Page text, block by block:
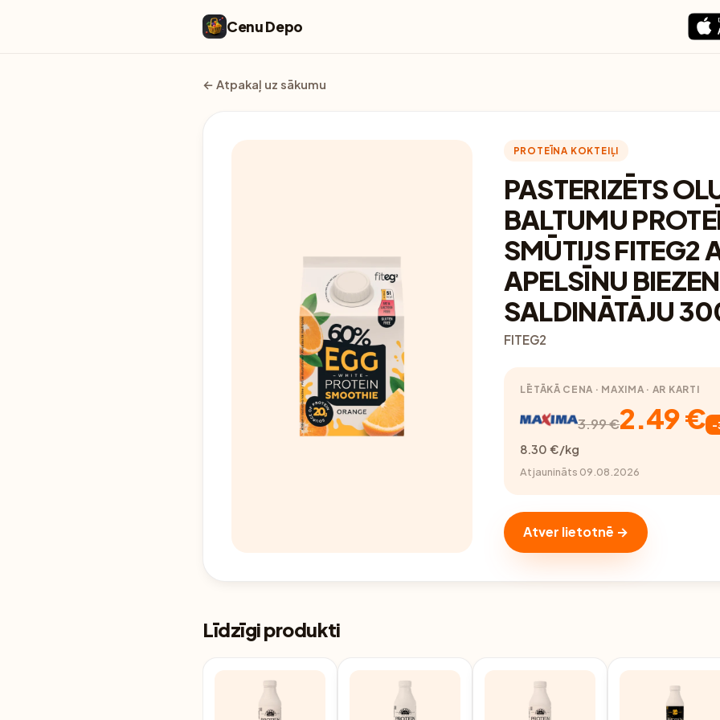
Cenu Depo
← Atpakaļ uz sākumu
PROTEĪNA KOKTEIĻI
PASTERIZĒTS
BALTUMU
SMŪTIJS FITEG2
APELSĪNU
SALDINĀTĀJU
FITEG2
LĒTĀKĀ CENA · MAXIMA · AR KARTI
3.99 €2.49 € -
8.30 €/kg
Atjaunināts 09.08.2026
Atver lietotnē →
Līdzīgi produkti